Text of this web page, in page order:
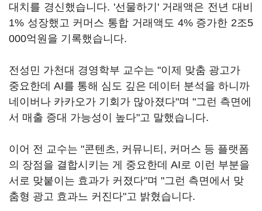
대치를 경신했습니다. '선물하기' 거래액은 전년 대비
1% 성장했고 커머스 통합 거래액도 4% 증가한 2조5
000억원을 기록했습니다.
전성민 가천대 경영학부 교수는 "이제 맞춤 광고가
중요한데 AI를 통해 심도 깊은 데이터 분석을 하니까
네이버나 카카오가 기회가 많아졌다"며 "그런 측면에
서 매출 증대 가능성이 높다"고 말했습니다.
이어 전 교수는 "콘텐츠, 커뮤니티, 커머스 등 플랫폼
의 장점을 결합시키는 게 중요한데 AI로 이런 부분을
서로 맞붙이는 효과가 커졌다"며 "그런 측면에서 맞
춤형 광고 효과느 커진다"고 밝혔습니다.